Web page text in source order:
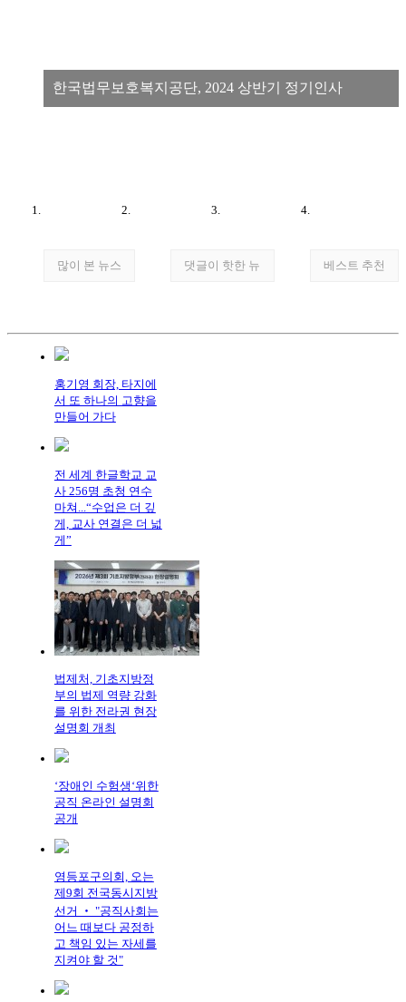
한국법무보호복지공단, 2024 상반기 정기인사
많이 본 뉴스 댓글이 핫한 뉴 베스트 추천
홍기영 회장, 타지에
서 또 하나의 고향을
만들어 가다
전 세계 한글학교 교
사 256명 초청 연수
마쳐...“수업은 더 깊
게, 교사 연결은 더 넓
게”
법제처, 기초지방정
부의 법제 역량 강화
를 위한 전라권 현장
설명회 개최
‘장애인 수험생‘위한
공직 온라인 설명회
공개
영등포구의회, 오는
제9회 전국동시지방
선거 ‧ "공직사회는
어느 때보다 공정하
고 책임 있는 자세를
지켜야 할 것"